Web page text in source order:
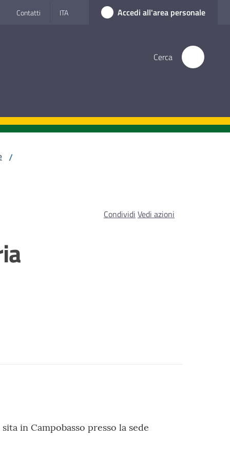
Contatti ITA Accedi all'area personale
Cerca
/
Condividi Vedi azioni
in Campobasso presso la sede